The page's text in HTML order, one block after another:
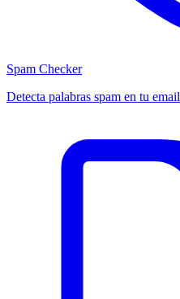
Spam Checker
Detecta palabras spam en tu email